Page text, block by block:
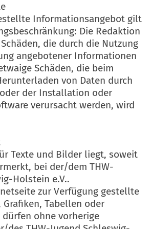
Informationsangebot gilt
Die Redaktion
die durch die Nutzung
angebotener Informationen
Schäden, die beim
von Daten durch
der Installation oder
verursacht werden, wird
Texte und Bilder liegt, soweit
bei der/dem THW-
Holstein e.V..
zur Verfügung gestellte
Grafiken, Tabellen oder
ohne vorherige